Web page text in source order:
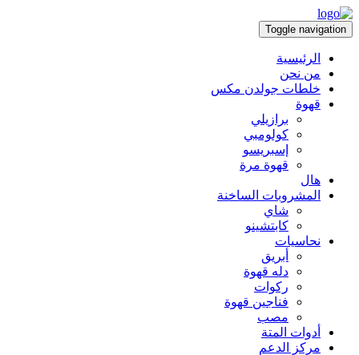
Toggle navigation
الرئيسية
من نحن
خلطات جولدن مكس
قهوة
برازيلي
كولومبي
إسبريسو
قهوة مرة
هال
المشروبات الساخنة
شاي
كابتشينو
نحاسيات
أبريق
‏دله قهوة
ركوات
فناجين قهوة
مصب
أدوات المتة
مركز الدعم